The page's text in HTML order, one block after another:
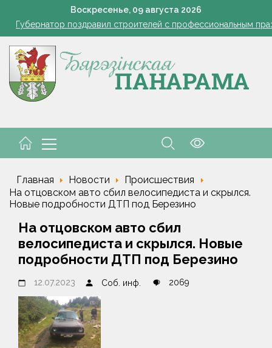
Воскресенье, 09 августа 2026
а розацеа обострилась? Врач объяснила, почему
Губернатор поздравил строителей с профессиональным
Огород без простоев: превращаем чесночную грядку в
жара ушла, но лето не спешит прощаться. Рябов рассказал о
а розацеа обострилась? Врач объяснила, почему
Главная Новости
Происшествия
На отцовском авто сбил велосипедиста и скрылся.
Новые подробности ДТП под Березино
На отцовском авто сбил
велосипедиста и скрылся. Новые
подробности ДТП под Березино
12.07.2023 Соб. инф. 2069